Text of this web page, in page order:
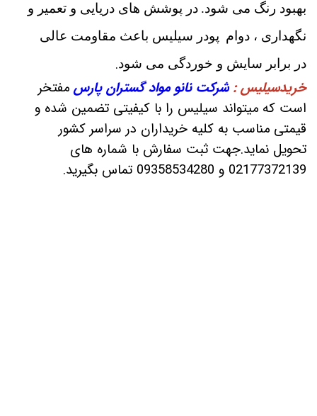
بهبود رنگ می شود. در پوشش های دریایی و تعمیر و
نگهداری ، دوام پودر سیلیس باعث مقاومت عالی
در برابر سایش و خوردگی می شود.
خریدسیلیس:شرکت نانو مواد گستران پارس مفتخر
است که میتواند سیلیس را با کیفیتی تضمین شده و
قیمتی مناسب به کلیه خریداران در سراسر کشور
تحویل نماید.جهت ثبت سفارش با شماره های
02177372139 و 09358534280 تماس بگیرید.